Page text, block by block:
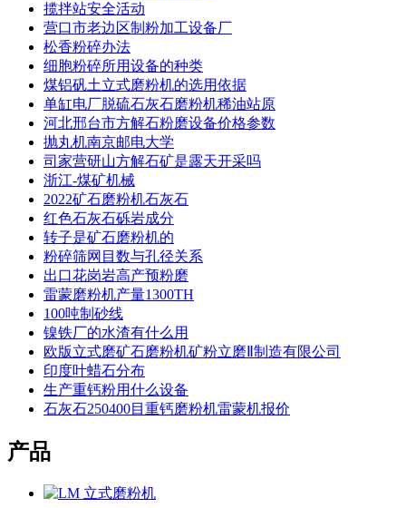
揽拌站安全活动
营口市老边区制粉加工设备厂
松香粉碎办法
细胞粉碎所用设备的种类
煤铝矾土立式磨粉机的选用依据
单缸电厂脱硫石灰石磨粉机稀油站原
河北邢台市方解石粉磨设备价格参数
抛丸机南京邮电大学
司家营研山方解石矿是露天开采吗
浙江-煤矿机械
2022矿石磨粉机石灰石
红色石灰石砾岩成分
转子是矿石磨粉机的
粉碎筛网目数与孔径关系
出口花岗岩高产预粉磨
雷蒙磨粉机产量1300TH
100吨制砂线
镍铁厂的水渣有什么用
欧版立式磨矿石磨粉机矿粉立磨Ⅱ制造有限公司
印度叶蜡石分布
生产重钙粉用什么设备
石灰石250400目重钙磨粉机雷蒙机报价
产品